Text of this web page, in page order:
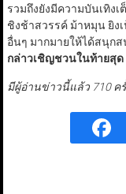
รวมถึงยังมีความบันเทิง
ชิงช้าสวรรค์ ม้าหมุน ยิง
อื่นๆ มากมายให้ได้สนุก
กล่าวเชิญชวนในท้ายสุด
มีผู้อ่านข่าวนี้แล้ว 710 ค